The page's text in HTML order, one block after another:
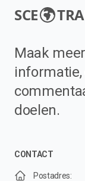
SCE
Maak
doelen.
CONTACT
Postadres: